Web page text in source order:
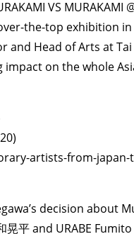
VS MURAKAMI
the-top exhibition
Head of Arts at
on the whole
artists-from-japan-
decision about
平 and URABE